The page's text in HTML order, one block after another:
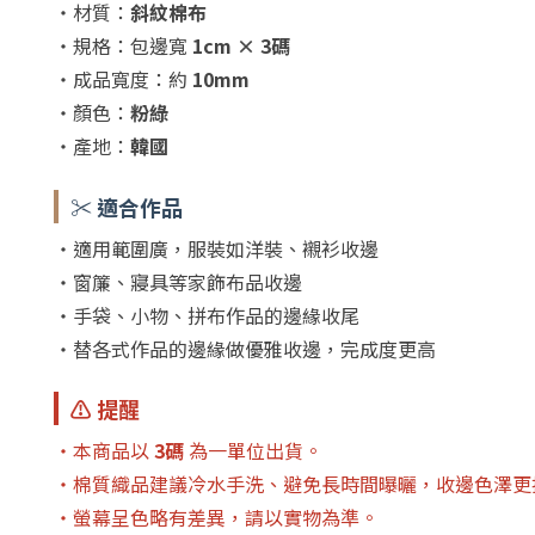
・材質： 斜紋棉布
・規格：包邊寬 1cm × 3碼
・成品寬度：約 10mm
・顏色： 粉綠
・產地： 韓國
✂️ 適合作品
・適用範圍廣，服裝如洋裝、襯衫收邊
・窗簾、寢具等家飾布品收邊
・手袋、小物、拼布作品的邊緣收尾
・替各式作品的邊緣做優雅收邊，完成度更高
⚠️ 提醒
・本商品以3碼 為一單位出貨。
・棉質織品建議冷水手洗、避免長時間曝曬，收邊色澤
・螢幕呈色略有差異，請以實物為準。